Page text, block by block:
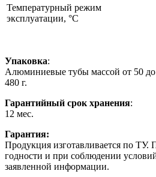
Температурный режим
эксплуатации, °С
Упаковка:
Алюминиевые тубы массой от 50
480 г.
Гарантийный срок хранения:
12 мес.
Гарантия:
Продукция изготавливается по ТУ.
годности и при соблюдении
заявленной информации.